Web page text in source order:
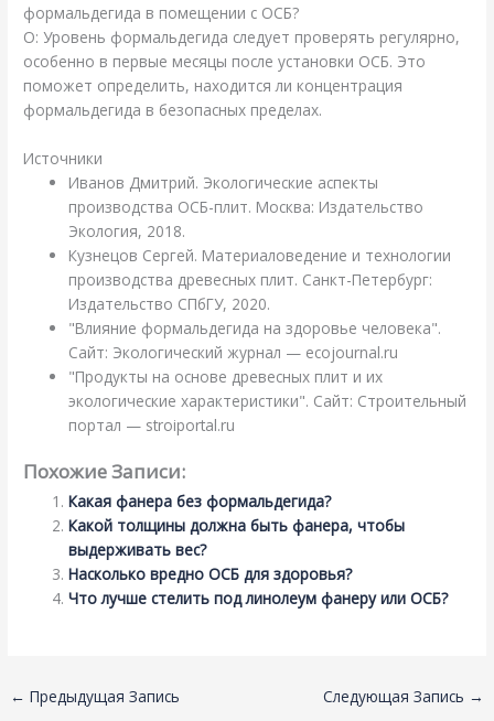
формальдегида в помещении с ОСБ?
О: Уровень формальдегида следует проверять регулярно,
особенно в первые месяцы после установки ОСБ. Это
поможет определить, находится ли концентрация
формальдегида в безопасных пределах.
Источники
Иванов Дмитрий. Экологические аспекты
производства ОСБ-плит. Москва: Издательство
Экология, 2018.
Кузнецов Сергей. Материаловедение и технологии
производства древесных плит. Санкт-Петербург:
Издательство СПбГУ, 2020.
"Влияние формальдегида на здоровье человека".
Сайт: Экологический журнал — ecojournal.ru
"Продукты на основе древесных плит и их
экологические характеристики". Сайт: Строительный
портал — stroiportal.ru
Похожие Записи:
Какая фанера без формальдегида?
Какой толщины должна быть фанера, чтобы
выдерживать вес?
Насколько вредно ОСБ для здоровья?
Что лучше стелить под линолеум фанеру или ОСБ?
← Предыдущая Запись Следующая Запись →